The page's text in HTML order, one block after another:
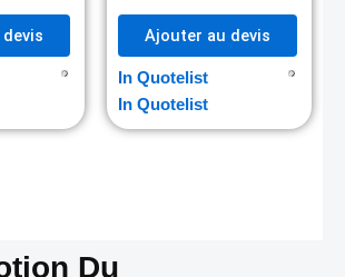
Ajouter au devis
In Quotelist
In Quotelist
Du